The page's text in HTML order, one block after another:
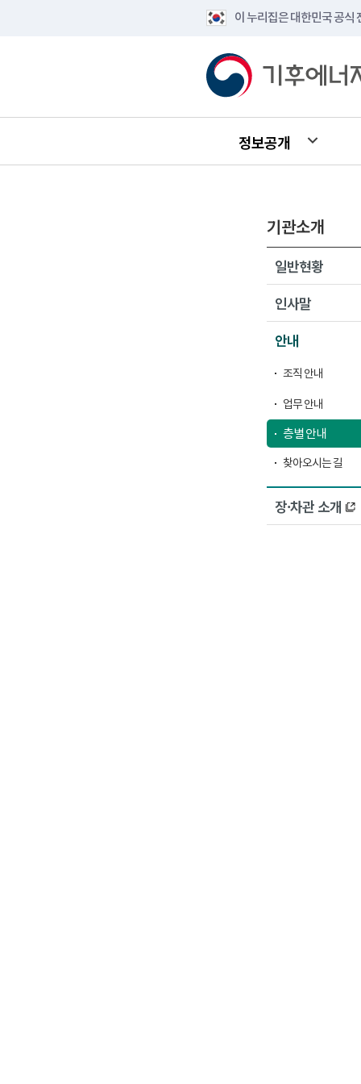
이 누리집은 대한민국 공식
정보공개
기관소개
일반현황
인사말
안내
조직 안내
업무 안내
층별 안내
찾아오시는 길
장·차관 소개